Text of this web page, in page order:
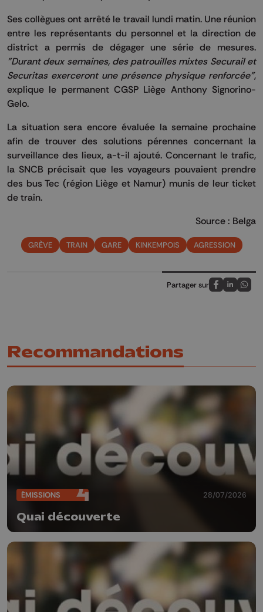
Ses collègues ont arrêté le travail lundi matin. Une réunion
entre les représentants du personnel et la direction de
district a permis de dégager une série de mesures.
"Durant deux semaines, des patrouilles mixtes Securail et
Securitas exerceront une présence physique renforcée",
explique le permanent CGSP Liège Anthony Signorino-
Gelo.
La situation sera encore évaluée la semaine prochaine
afin de trouver des solutions pérennes concernant la
surveillance des lieux, a-t-il ajouté. Concernant le trafic,
la SNCB précisait que les voyageurs pouvaient prendre
des bus Tec (région Liège et Namur) munis de leur ticket
de train.
Source : Belga
GRÈVE TRAIN GARE KINKEMPOIS AGRESSION
Partager sur
Partagez sur
Partagez
Recommandations
ÉMISSIONS 28/07/2026
Quai découverte